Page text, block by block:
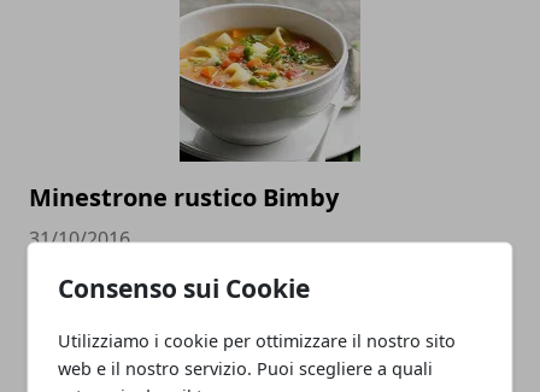
Consenso sui Cookie
Utilizziamo i cookie per ottimizzare il nostro sito
web e il nostro servizio. Puoi scegliere a quali
Minestrone rustico Bimby
31/10/2016